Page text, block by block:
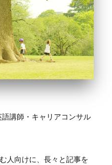
講師・キャリアコンサル
人向けに、長々と記事を